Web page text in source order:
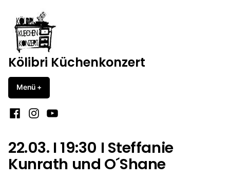
Inhalt
springen
Kölibri Küchenkonzert
Menü +
Facebook
Instagram
YouTube
22.03. I 19:30 I Steffanie
Kunrath und O´Shane